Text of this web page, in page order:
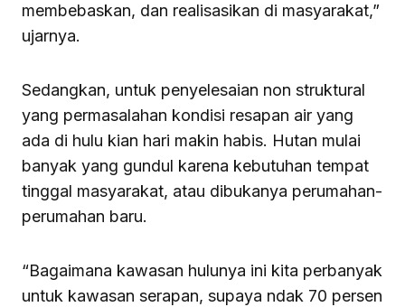
membebaskan, dan realisasikan di masyarakat,”
ujarnya.
Sedangkan, untuk penyelesaian non struktural
yang permasalahan kondisi resapan air yang
ada di hulu kian hari makin habis. Hutan mulai
banyak yang gundul karena kebutuhan tempat
tinggal masyarakat, atau dibukanya perumahan-
perumahan baru.
“Bagaimana kawasan hulunya ini kita perbanyak
untuk kawasan serapan, supaya ndak 70 persen